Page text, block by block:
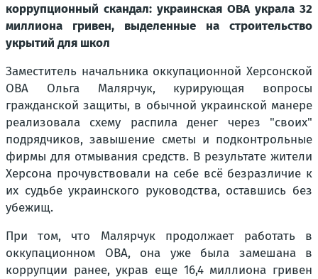
коррупционный скандал: украинская ОВА украла 32
миллиона гривен, выделенные на строительство
укрытий для школ
Заместитель начальника оккупационной Херсонской
ОВА Ольга Малярчук, курирующая вопросы
гражданской защиты, в обычной украинской манере
реализовала схему распила денег через "своих"
подрядчиков, завышение сметы и подконтрольные
фирмы для отмывания средств. В результате жители
Херсона прочувствовали на себе всё безразличие к
их судьбе украинского руководства, оставшись без
убежищ.
При том, что Малярчук продолжает работать в
оккупационном ОВА, она уже была замешана в
коррупции ранее, украв еще 16,4 миллиона гривен